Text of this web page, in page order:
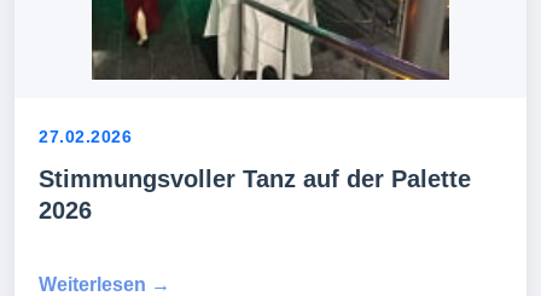
27.02.2026
Stimmungsvoller Tanz auf der Palette
2026
Weiterlesen →